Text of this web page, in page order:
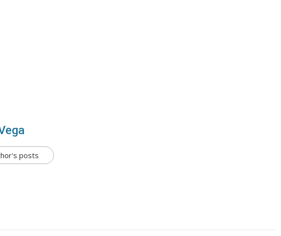
posts